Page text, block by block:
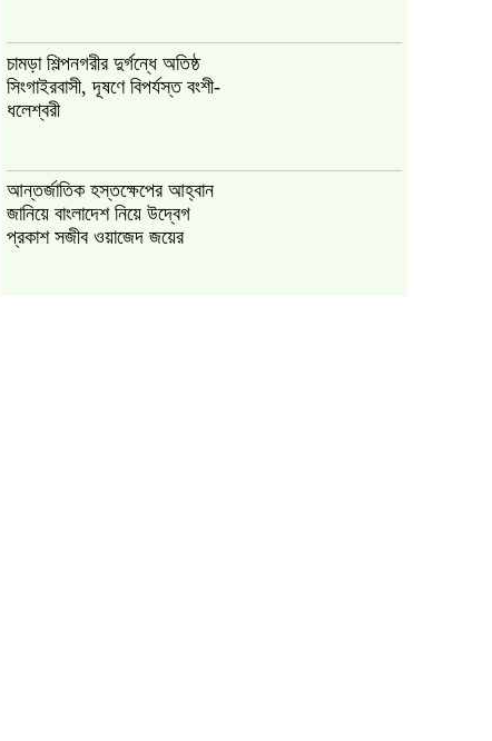
চামড়া শিল্পনগরীর দুর্গন্ধে অতিষ্ঠ
সিংগাইরবাসী, দূষণে বিপর্যস্ত বংশী-
ধলেশ্বরী
আন্তর্জাতিক হস্তক্ষেপের আহ্বান
জানিয়ে বাংলাদেশ নিয়ে উদ্বেগ
প্রকাশ সজীব ওয়াজেদ জয়ের